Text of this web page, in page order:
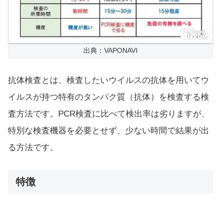
出典：VAPONAVI
抗体検査とは、検査したいウイルスの抗体を用いてウ
イルスが持つ特有のタンパク質（抗体）を検査する検
査方法です。PCR検査に比べて検出率は劣りますが、
特別な検査機器を必要とせず、少ない時間で結果が出
る方法です。
特徴